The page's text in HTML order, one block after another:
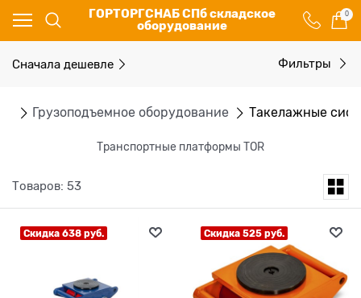
ГОРТОРГСНАБ СПб складское
оборудование
0
Грузоподъемное оборудование Такелажные
Транспортные платформы TOR
Сначала дешевле Фильтры
Товаров: 53
Скидка 638 руб. Скидка 525 руб.